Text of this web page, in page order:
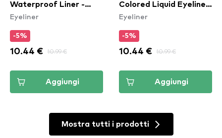
Waterproof Liner -
Vintage Baby
Eyeliner
-5%
10.44 € 10.99 €
Aggiungi
Colored Liquid Eyeliner
- Sneaky Pink (VBLL09)
Eyeliner
-5%
10.44 € 10.99 €
Aggiungi
Mostra tutti i prodotti